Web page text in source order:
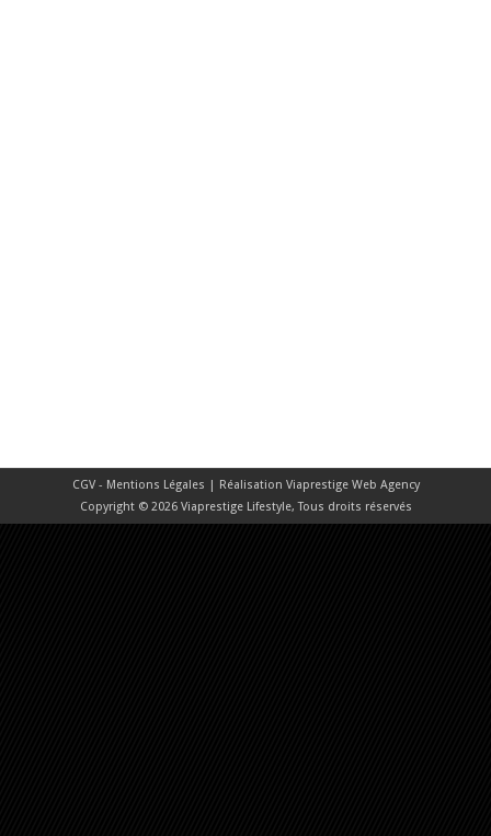
CGV - Mentions Légales | Réalisation Viaprestige Web Agency
Copyright © 2026 Viaprestige Lifestyle, Tous droits réservés